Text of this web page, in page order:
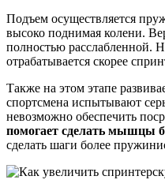
Подъем осуществляется
высоко поднимая колени.
полностью расслабленной.
отрабатывается скорее
Также на этом этапе
спортсмена испытывают
невозможно обеспечить
помогает сделать мышцы
сделать шаги более